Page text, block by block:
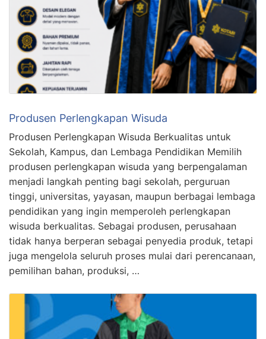
Produsen Perlengkapan Wisuda
Produsen Perlengkapan Wisuda Berkualitas untuk
Sekolah, Kampus, dan Lembaga Pendidikan Memilih
produsen perlengkapan wisuda yang berpengalaman
menjadi langkah penting bagi sekolah, perguruan
tinggi, universitas, yayasan, maupun berbagai lembaga
pendidikan yang ingin memperoleh perlengkapan
wisuda berkualitas. Sebagai produsen, perusahaan
tidak hanya berperan sebagai penyedia produk, tetapi
juga mengelola seluruh proses mulai dari perencanaan,
pemilihan bahan, produksi, …